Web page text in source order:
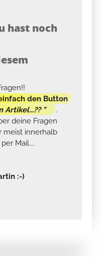
hast noch
den Button
Artikel...?? "
.
deine Fragen
meist innerhalb
Mail....
:-)